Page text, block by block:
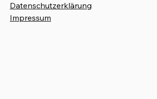
Datenschutzerklärung
Impressum